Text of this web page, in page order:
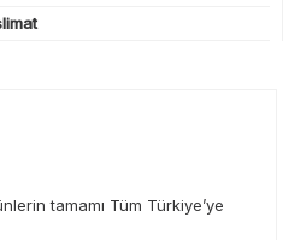
tamamı Tüm Türkiye’ye